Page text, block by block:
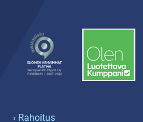
› Rahoitus